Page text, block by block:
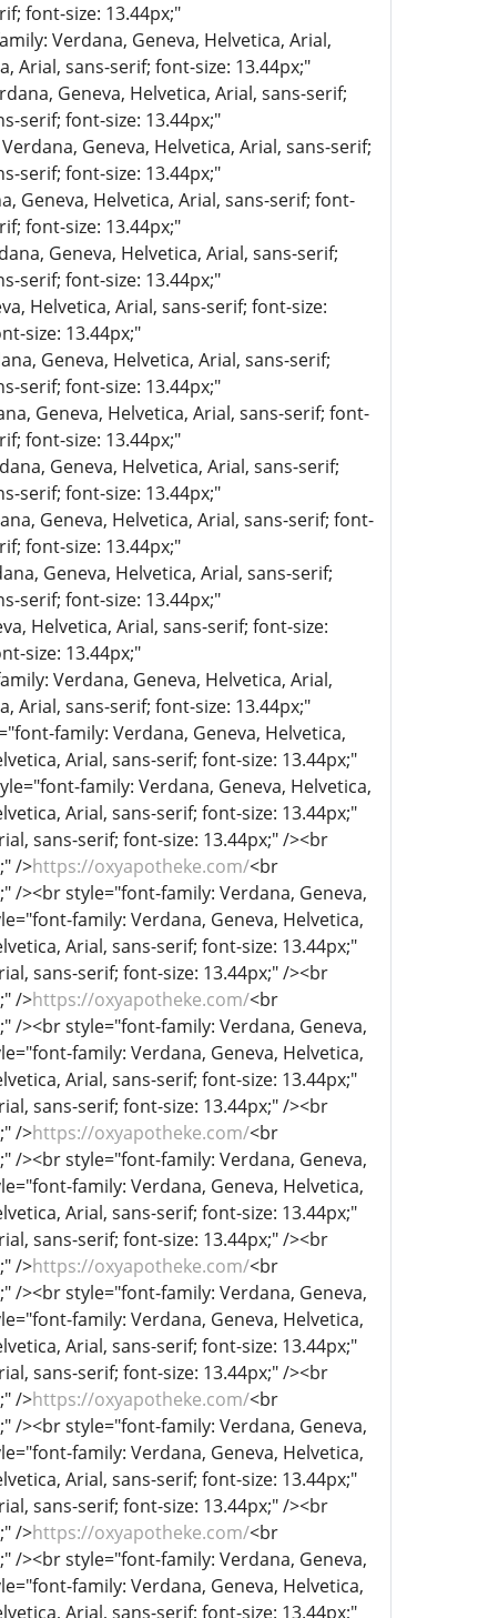
font-size: 13.44px;"
Verdana, Geneva, Helvetica, Arial,
Arial, sans-serif; font-size: 13.44px;"
Geneva, Helvetica, Arial, sans-serif;
serif; font-size: 13.44px;"
Geneva, Helvetica, Arial, sans-serif;
serif; font-size: 13.44px;"
Geneva, Helvetica, Arial, sans-serif; font-
font-size: 13.44px;"
Geneva, Helvetica, Arial, sans-serif;
serif; font-size: 13.44px;"
Helvetica, Arial, sans-serif; font-size:
size: 13.44px;"
Geneva, Helvetica, Arial, sans-serif;
serif; font-size: 13.44px;"
Geneva, Helvetica, Arial, sans-serif; font-
font-size: 13.44px;"
Geneva, Helvetica, Arial, sans-serif;
serif; font-size: 13.44px;"
Geneva, Helvetica, Arial, sans-serif; font-
font-size: 13.44px;"
Geneva, Helvetica, Arial, sans-serif;
serif; font-size: 13.44px;"
Helvetica, Arial, sans-serif; font-size:
size: 13.44px;"
Verdana, Geneva, Helvetica, Arial,
Arial, sans-serif; font-size: 13.44px;"
family: Verdana, Geneva, Helvetica,
Arial, sans-serif; font-size: 13.44px;"
family: Verdana, Geneva, Helvetica,
Arial, sans-serif; font-size: 13.44px;"
sans-serif; font-size: 13.44px;" /><br
/>https://oxyapotheke.com/<br
/><br style="font-family: Verdana, Geneva,
family: Verdana, Geneva, Helvetica,
Arial, sans-serif; font-size: 13.44px;"
sans-serif; font-size: 13.44px;" /><br
/>https://oxyapotheke.com/<br
/><br style="font-family: Verdana, Geneva,
family: Verdana, Geneva, Helvetica,
Arial, sans-serif; font-size: 13.44px;"
sans-serif; font-size: 13.44px;" /><br
/>https://oxyapotheke.com/<br
/><br style="font-family: Verdana, Geneva,
family: Verdana, Geneva, Helvetica,
Arial, sans-serif; font-size: 13.44px;"
sans-serif; font-size: 13.44px;" /><br
/>https://oxyapotheke.com/<br
/><br style="font-family: Verdana, Geneva,
family: Verdana, Geneva, Helvetica,
Arial, sans-serif; font-size: 13.44px;"
sans-serif; font-size: 13.44px;" /><br
/>https://oxyapotheke.com/<br
/><br style="font-family: Verdana, Geneva,
family: Verdana, Geneva, Helvetica,
Arial, sans-serif; font-size: 13.44px;"
sans-serif; font-size: 13.44px;" /><br
/>https://oxyapotheke.com/<br
/><br style="font-family: Verdana, Geneva,
family: Verdana, Geneva, Helvetica,
Arial, sans-serif; font-size: 13.44px;"